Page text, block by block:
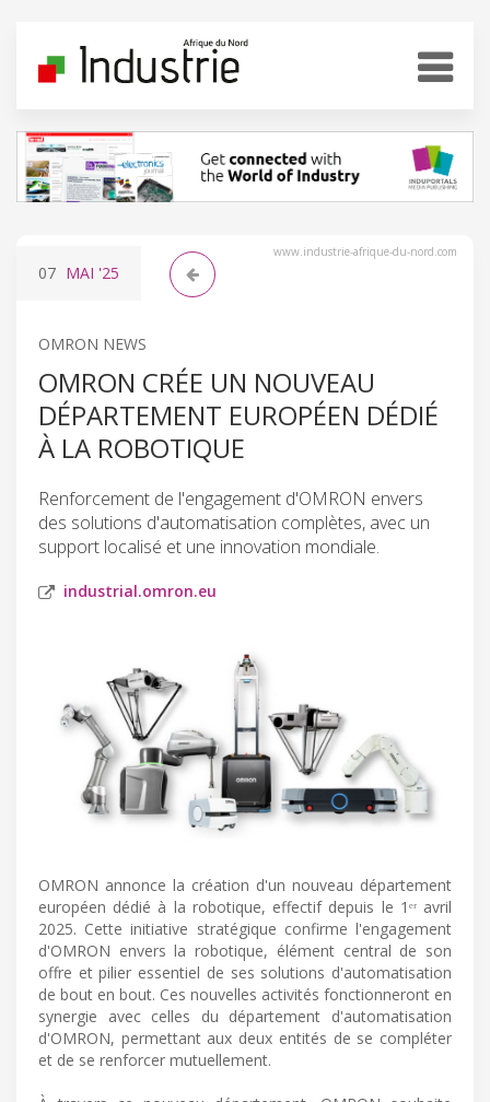
www.industrie-afrique-du-nord.com
07 MAI '25
OMRON NEWS
OMRON CRÉE UN NOUVEAU
DÉPARTEMENT EUROPÉEN DÉDIÉ
À LA ROBOTIQUE
Renforcement de l'engagement d'OMRON envers
des solutions d'automatisation complètes, avec un
support localisé et une innovation mondiale.
industrial.omron.eu
OMRON annonce la création d'un nouveau département
européen dédié à la robotique, effectif depuis le 1ᵉʳ avril
2025. Cette initiative stratégique confirme l'engagement
d'OMRON envers la robotique, élément central de son
offre et pilier essentiel de ses solutions d'automatisation
de bout en bout. Ces nouvelles activités fonctionneront en
synergie avec celles du département d'automatisation
d'OMRON, permettant aux deux entités de se compléter
et de se renforcer mutuellement.